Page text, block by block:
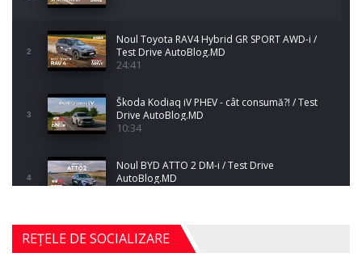
2
Noul Toyota RAV4 Hybrid GR SPORT AWD-i /
Test Drive AutoBlog.MD
24:41
3
Škoda Kodiaq iV PHEV - cât consumă?! / Test
Drive AutoBlog.MD
10:34
4
Noul BYD ATTO 2 DM-i / Test Drive
AutoBlog.MD
17:35
5
Noul Mercedes-Benz S-Class facelift (S 580
4MATIC V223) / Test Drive AutoBlog.MD
27:33
REȚELE DE SOCIALIZARE